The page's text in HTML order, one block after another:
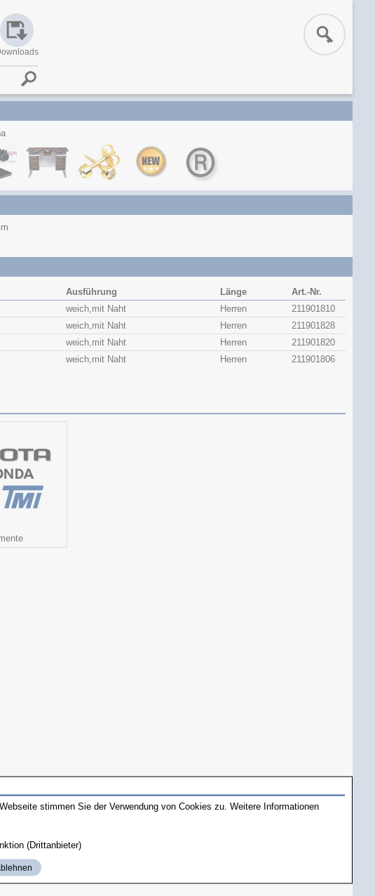
Ausführung Länge
Art.-Nr.
weich,mit Naht Herren
211901810
weich,mit Naht Herren
211901828
weich,mit Naht Herren
211901820
weich,mit Naht Herren 211901806
stimmen Sie der Verwendung von Cookies zu. Weitere Informationen
(Drittanbieter)